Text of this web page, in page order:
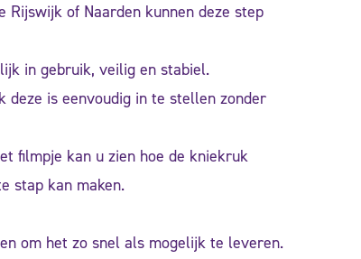
of Naarden kunnen deze step
in gebruik, veilig en stabiel.
is eenvoudig in te stellen zonder
filmpje kan u zien hoe de kniekruk
stap kan maken.
om het zo snel als mogelijk te leveren.